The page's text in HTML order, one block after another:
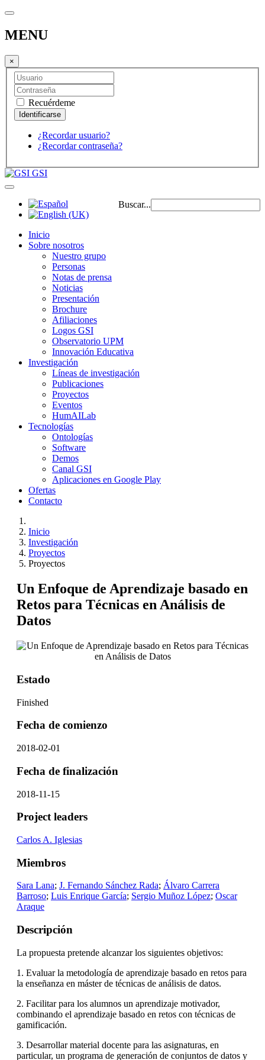
MENU
×
Recuérdeme
¿Recordar usuario?
¿Recordar contraseña?
GSI
Buscar...
Inicio
Sobre nosotros
Nuestro grupo
Personas
Notas de prensa
Noticias
Presentación
Brochure
Afiliaciones
Logos GSI
Observatorio UPM
Innovación Educativa
Investigación
Líneas de investigación
Publicaciones
Proyectos
Eventos
HumAILab
Tecnologías
Ontologías
Software
Demos
Canal GSI
Aplicaciones en Google Play
Ofertas
Contacto
Inicio
Investigación
Proyectos
Proyectos
Un Enfoque de Aprendizaje basado en
Retos para Técnicas en Análisis de
Datos
Estado
Finished
Fecha de comienzo
2018-02-01
Fecha de finalización
2018-11-15
Project leaders
Carlos A. Iglesias
Miembros
Sara Lana; J. Fernando Sánchez Rada; Álvaro Carrera
Barroso; Luis Enrique García; Sergio Muñoz López; Oscar
Araque
Descripción
La propuesta pretende alcanzar los siguientes objetivos:
1. Evaluar la metodología de aprendizaje basado en retos para
la enseñanza en máster de técnicas de análisis de datos.
2. Facilitar para los alumnos un aprendizaje motivador,
combinando el aprendizaje basado en retos con técnicas de
gamificación.
3. Desarrollar material docente para las asignaturas, en
particular, un programa de generación de conjuntos de datos y